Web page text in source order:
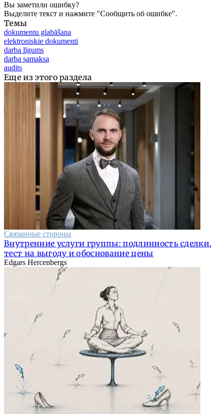
Вы заметили ошибку?
Выделите текст и нажмите "Сообщить об ошибке".
Темы
dokumentu glabāšana
elektroniskie dokumenti
darba līgums
darba samaksa
audits
Еще из этого раздела
Связанные стороны
Внутренние услуги группы: подлинность сделки,
тест на выгоду и обоснование цены
Edgars Hercenbergs